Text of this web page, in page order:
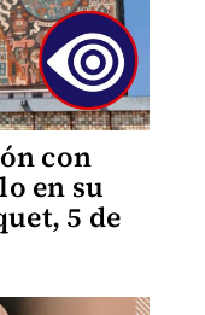
con
en su
5 de